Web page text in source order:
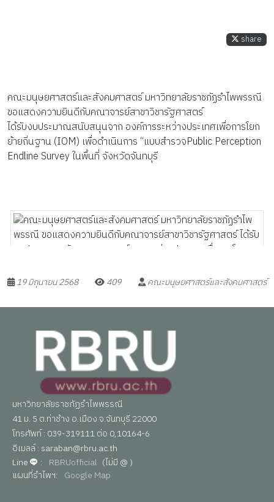
share
คณะมนุษยศาสตร์และสังคมศาสตร์ มหาวิทยาลัยราชภัฏรำไพพรรณี
ขอแสดงความยินดีกับคณาจารย์สาขาวิชารัฐศาสตร์
ได้รับงบประมาณสนับสนุนจาก องค์การระหว่างประเทศเพื่อการโยก
ย้ายถิ่นฐาน (IOM) เพื่อดำเนินการ “แบบสำรวจPublic Perception
Endline Survey ในพื้นที่ จังหวัดจันทบุรี
19 มิถุนายน 2568 409 คณะมนุษยศาสตร์และสังคมศาสตร์
มหาวิทยาลัยราชภัฏรำไพพรรณี
41 ม. 5 ต.ท่าช้าง อ.เมือง จ.จันทบุรี 22000
โทรศัพท์ : 039-319111 ต่อ 0,10164-6
อีเมลล์ : saraban@rbru.ac.th
Line
: RBRUofficial (ไม่มี @ )
แผนที่รำไพฯ: Google Map